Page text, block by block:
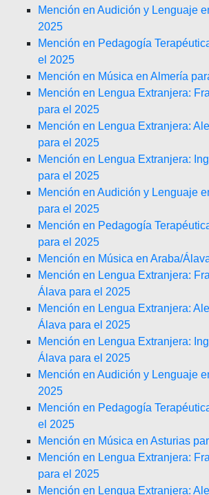
Mención en Audición y Lenguaje
2025
Mención en Pedagogía
el 2025
Mención en Música en Almería
Mención en Lengua Extranjera:
para el 2025
Mención en Lengua Extranjera:
para el 2025
Mención en Lengua Extranjera:
para el 2025
Mención en Audición y Lenguaje
para el 2025
Mención en Pedagogía
para el 2025
Mención en Música en Araba/
Mención en Lengua Extranjera:
Álava para el 2025
Mención en Lengua Extranjera:
Álava para el 2025
Mención en Lengua Extranjera:
Álava para el 2025
Mención en Audición y Lenguaje
2025
Mención en Pedagogía
el 2025
Mención en Música en Asturias
Mención en Lengua Extranjera:
para el 2025
Mención en Lengua Extranjera: